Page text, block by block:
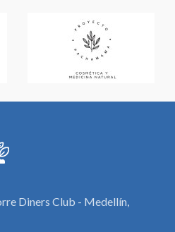
Diners Club - Medellín,